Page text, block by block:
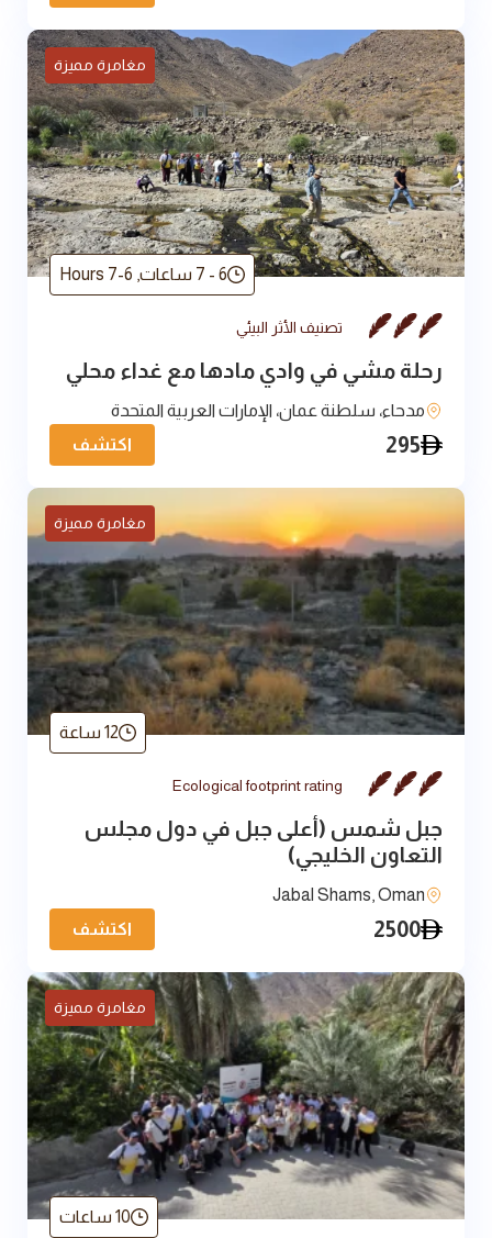
مغامرة مميزة
6 - 7 ساعات ,
6-7 Hours
تصنيف الأثر البيئي
رحلة مشي في وادي مادها مع غداء محلي
مدحاء، سلطنة عمان، الإمارات العربية المتحدة
295 اكتشف
مغامرة مميزة
12 ساعة
Ecological footprint rating
جبل شمس (أعلى جبل في دول مجلس
التعاون الخليجي)
Jabal Shams, Oman
2500 اكتشف
مغامرة مميزة
10 ساعات